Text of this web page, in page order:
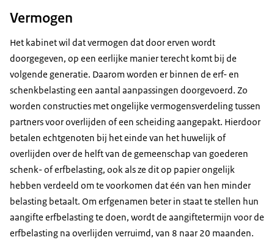
Vermogen
Het kabinet wil dat vermogen dat door erven wordt
doorgegeven, op een eerlijke manier terecht komt bij de
volgende generatie. Daarom worden er binnen de erf- en
schenkbelasting een aantal aanpassingen doorgevoerd. Zo
worden constructies met ongelijke vermogensverdeling tussen
partners voor overlijden of een scheiding aangepakt. Hierdoor
betalen echtgenoten bij het einde van het huwelijk of
overlijden over de helft van de gemeenschap van goederen
schenk- of erfbelasting, ook als ze dit op papier ongelijk
hebben verdeeld om te voorkomen dat één van hen minder
belasting betaalt. Om erfgenamen beter in staat te stellen hun
aangifte erfbelasting te doen, wordt de aangiftetermijn voor de
erfbelasting na overlijden verruimd, van 8 naar 20 maanden.